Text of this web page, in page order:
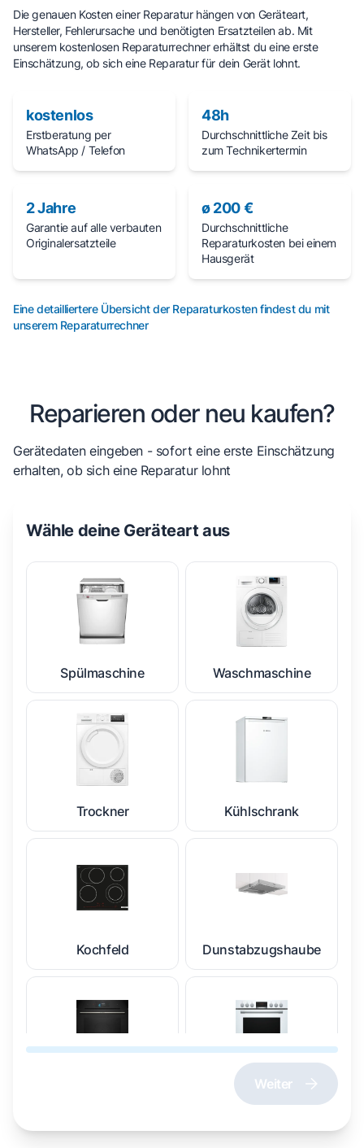
Die genauen Kosten einer Reparatur hängen von Geräteart,
Hersteller, Fehlerursache und benötigten Ersatzteilen ab. Mit
unserem kostenlosen Reparaturrechner erhältst du eine erste
Einschätzung, ob sich eine Reparatur für dein Gerät lohnt.
kostenlos
Erstberatung per
WhatsApp / Telefon
48h
Durchschnittliche Zeit bis
zum Technikertermin
2 Jahre
Garantie auf alle verbauten
Originalersatzteile
ø 200 €
Durchschnittliche
Reparaturkosten bei einem
Hausgerät
Eine detailliertere Übersicht der Reparaturkosten findest du mit
unserem Reparaturrechner
Reparieren oder neu kaufen?
Gerätedaten eingeben - sofort eine erste Einschätzung
erhalten, ob sich eine Reparatur lohnt
Wähle deine Geräteart aus
Spülmaschine Waschmaschine
Trockner Kühlschrank
Kochfeld Dunstabzugshaube
Herd und Backofen
Weiter